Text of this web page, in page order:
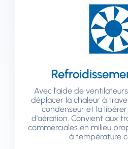
Avec l'aide de
déplacer la chaleur à
condenseur et la
d'aération. Convient aux
commerciales en milieu
à température